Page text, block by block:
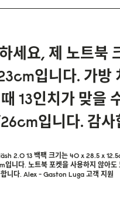
세요, 제 노트북
입니다. 가방
13인치가 맞을
입니다. 감사
2.0 13 백팩 크기는 40 x 28.5 x
입니다. 노트북 포켓을 사용하지 않아도
니다. Alex - Gaston Luga 고객 지원